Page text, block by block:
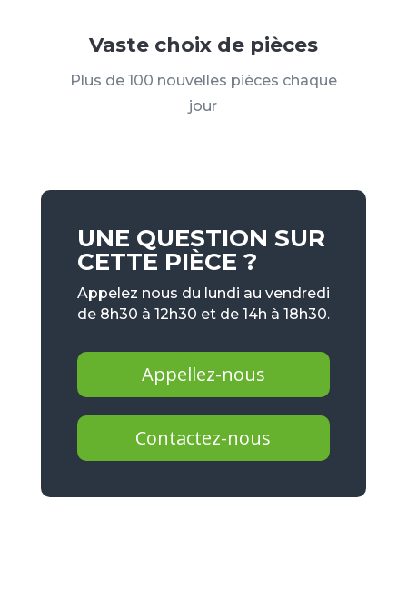
Vaste choix de pièces
Plus de 100 nouvelles pièces chaque
jour
UNE QUESTION SUR
CETTE PIÈCE ?
Appelez nous du lundi au vendredi
de 8h30 à 12h30 et de 14h à 18h30.
Appellez-nous
Contactez-nous